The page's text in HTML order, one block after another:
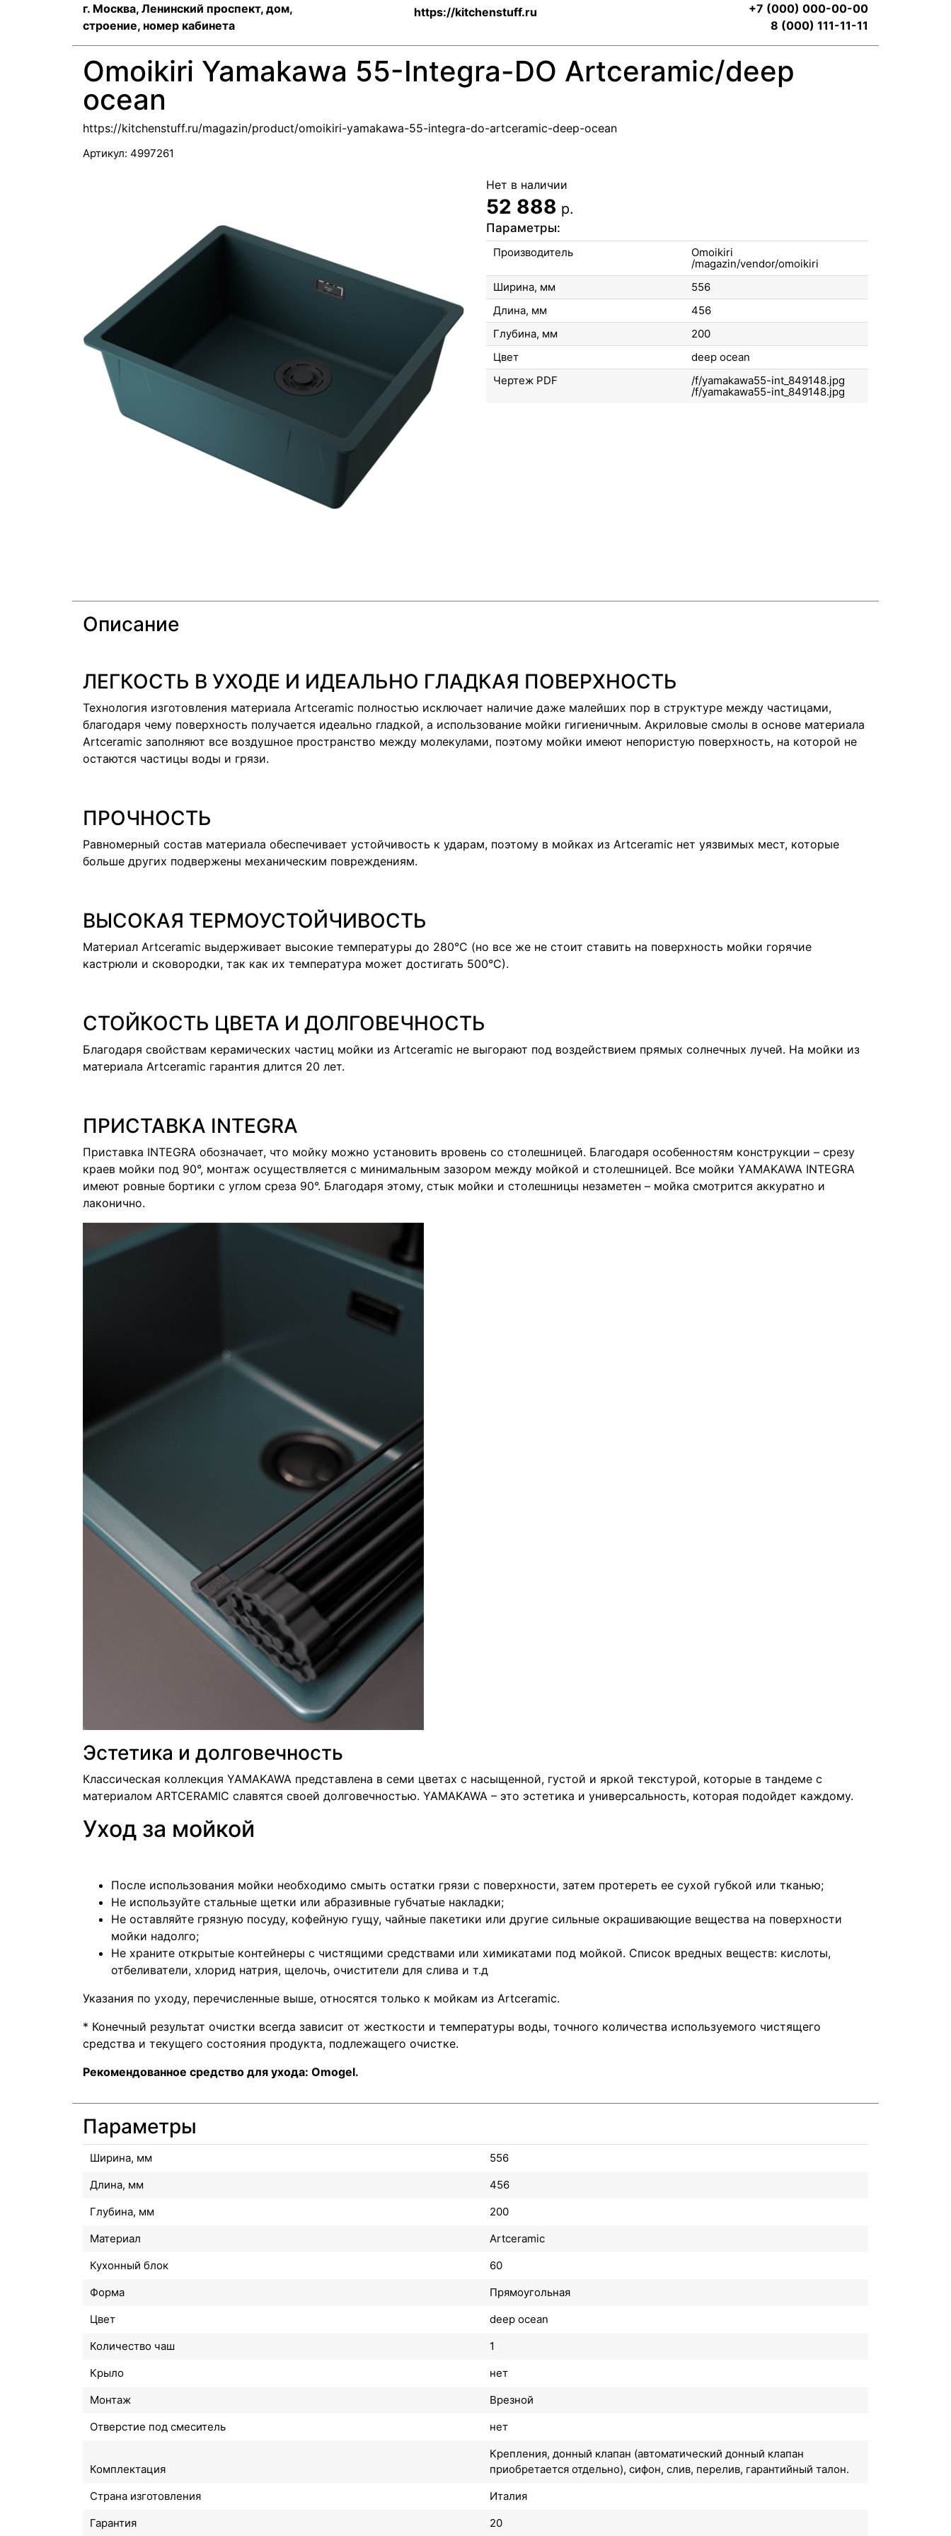
г. Москва, Ленинский проспект, дом,
строение, номер кабинета
https://kitchenstuff.ru
+7 (000) 000-00-00
8 (000) 111-11-11
Omoikiri Yamakawa 55-Integra-DO Artceramic/deep
ocean
https://kitchenstuff.ru/magazin/product/omoikiri-yamakawa-55-integra-do-artceramic-deep-ocean
Артикул: 4997261
Нет в наличии
52 888 р.
Параметры:
Производитель Omoikiri
Ширина, мм
556
Длина, мм
456
Глубина, мм
200
Цвет
deep ocean
Чертеж PDF
/f/yamakawa55-int_849148.jpg
Описание
ЛЕГКОСТЬ В УХОДЕ И ИДЕАЛЬНО ГЛАДКАЯ ПОВЕРХНОСТЬ
Технология изготовления материала Artceramic полностью исключает наличие даже малейших пор в структуре между частицами,
благодаря чему поверхность получается идеально гладкой, а использование мойки гигиеничным. Акриловые смолы в основе материала
Artceramic заполняют все воздушное пространство между молекулами, поэтому мойки имеют непористую поверхность, на которой не
остаются частицы воды и грязи.
ПРОЧНОСТЬ
Равномерный состав материала обеспечивает устойчивость к ударам, поэтому в мойках из Artceramic нет уязвимых мест, которые
больше других подвержены механическим повреждениям.
ВЫСОКАЯ ТЕРМОУСТОЙЧИВОСТЬ
Материал Artceramic выдерживает высокие температуры до 280°С (но все же не стоит ставить на поверхность мойки горячие
кастрюли и сковородки, так как их температура может достигать 500°С).
СТОЙКОСТЬ ЦВЕТА И ДОЛГОВЕЧНОСТЬ
Благодаря свойствам керамических частиц мойки из Artceramic не выгорают под воздействием прямых солнечных лучей. На мойки из
материала Artceramic гарантия длится 20 лет.
ПРИСТАВКА INTEGRA
Приставка INTEGRA обозначает, что мойку можно установить вровень со столешницей. Благодаря особенностям конструкции – срезу
краев мойки под 90°, монтаж осуществляется с минимальным зазором между мойкой и столешницей. Все мойки YAMAKAWA INTEGRA
имеют ровные бортики с углом среза 90°. Благодаря этому, стык мойки и столешницы незаметен – мойка смотрится аккуратно и
лаконично.
Эстетика и долговечность
Классическая коллекция YAMAKAWA представлена в семи цветах с насыщенной, густой и яркой текстурой, которые в тандеме с
материалом ARTCERAMIC славятся своей долговечностью. YAMAKAWA – это эстетика и универсальность, которая подойдет каждому.
Уход за мойкой
После использования мойки необходимо смыть остатки грязи с поверхности, затем протереть ее сухой губкой или тканью;
Не используйте стальные щетки или абразивные губчатые накладки;
Не оставляйте грязную посуду, кофейную гущу, чайные пакетики или другие сильные окрашивающие вещества на поверхности
мойки надолго;
Не храните открытые контейнеры с чистящими средствами или химикатами под мойкой. Список вредных веществ: кислоты,
отбеливатели, хлорид натрия, щелочь, очистители для слива и т.д
Указания по уходу, перечисленные выше, относятся только к мойкам из Artceramic.
* Конечный результат очистки всегда зависит от жесткости и температуры воды, точного количества используемого чистящего
средства и текущего состояния продукта, подлежащего очистке.
Рекомендованное средство для ухода: Omogel.
Параметры
Ширина, мм
556
Длина, мм
456
Глубина, мм
200
Материал
Artceramic
Кухонный блок
60
Форма
Прямоугольная
Цвет
deep ocean
Количество чаш
1
Крыло
нет
Монтаж
Врезной
Отверстие под смеситель
нет
Комплектация
Крепления, донный клапан (автоматический донный клапан
приобретается отдельно), сифон, слив, перелив, гарантийный талон.
Страна изготовления
Италия
Гарантия
20